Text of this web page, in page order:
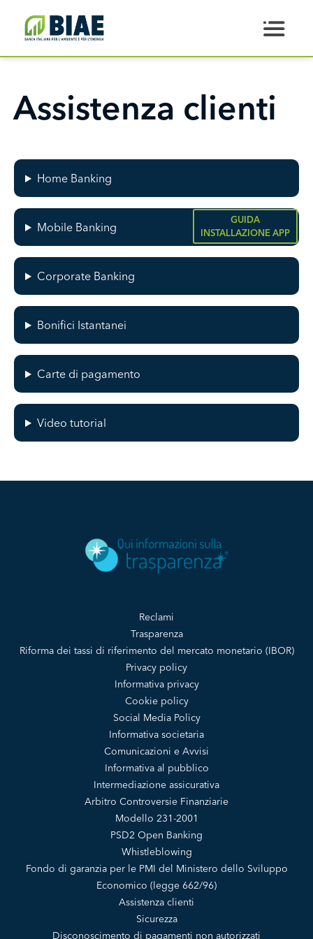
Assistenza clienti
Home Banking
GUIDA
INSTALLAZIONE APP
Mobile Banking
Corporate Banking
Bonifici Istantanei
Carte di pagamento
Video tutorial
Reclami
Trasparenza
Riforma dei tassi di riferimento del mercato monetario (IBOR)
Privacy policy
Informativa privacy
Cookie policy
Social Media Policy
Informativa societaria
Comunicazioni e Avvisi
Informativa al pubblico
Intermediazione assicurativa
Arbitro Controversie Finanziarie
Modello 231-2001
PSD2 Open Banking
Whistleblowing
Fondo di garanzia per le PMI del Ministero dello Sviluppo
Economico (legge 662/96)
Assistenza clienti
Sicurezza
Disconoscimento di pagamenti non autorizzati